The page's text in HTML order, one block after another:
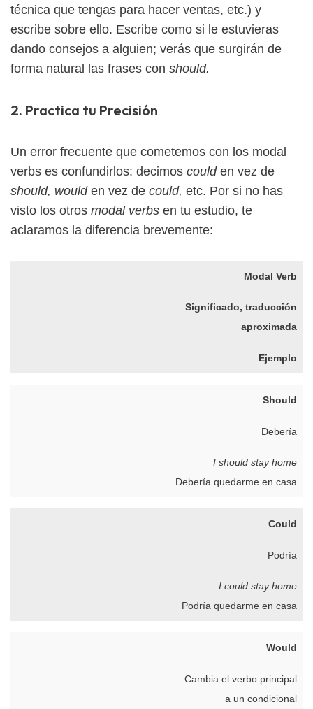
técnica que tengas para hacer ventas, etc.) y
escribe sobre ello. Escribe como si le estuvieras
dando consejos a alguien; verás que surgirán de
forma natural las frases con should.
2. Practica tu Precisión
Un error frecuente que cometemos con los modal
verbs es confundirlos: decimos coulden vez de
should, woulden vez de could, etc. Por si no has
visto los otros modal verbs en tu estudio, te
aclaramos la diferencia brevemente:
Modal Verb
Significado, traducción
aproximada
Ejemplo
Should
Debería
I should stay home
Debería quedarme en casa
Could
Podría
I could stay home
Podría quedarme en casa
Would
Cambia el verbo principal
a un condicional